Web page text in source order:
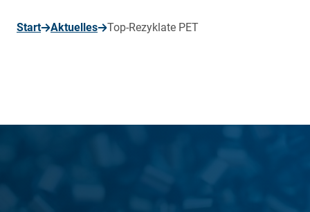
Startseite
Aktuelles Top-Rezyklate PET